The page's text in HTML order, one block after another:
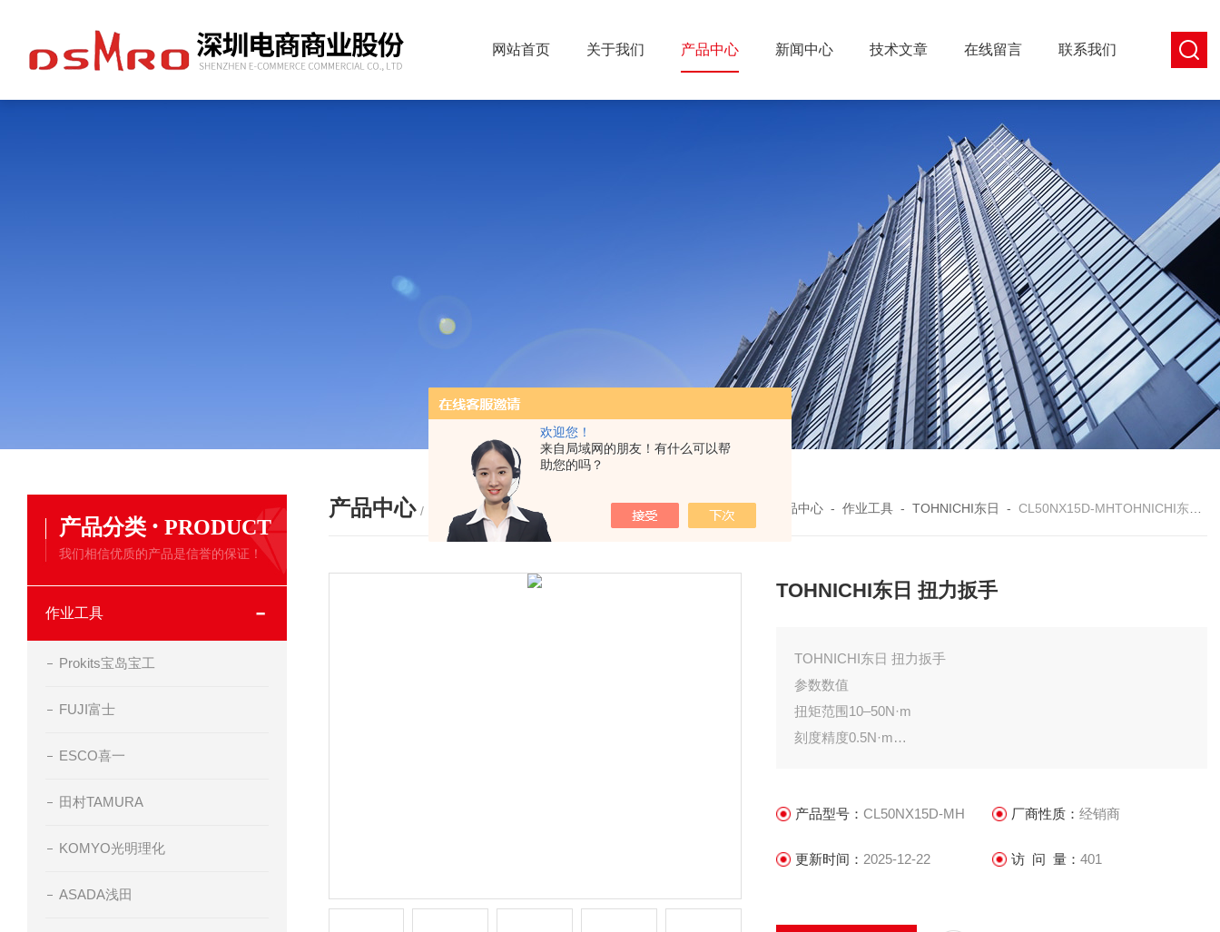
欢迎您！
来自局域网的朋友！有什么可以帮
助您的吗？
网站首页 关于我们 产品中心 新闻中心 技术文章 在线留言 联系我们
产品分类 · PRODUCT
我们相信优质的产品是信誉的保证！
作业工具
Prokits宝岛宝工
FUJI富士
ESCO喜一
田村TAMURA
KOMYO光明理化
ASADA浅田
产品中心 / PRODUCTS 您的位置：首页 - 产品中心 -作业工具 -TOHNICHI东日 -CL50NX15D-MHTOHNICHI东日 扭力扳手
TOHNICHI东日 扭力扳手
TOHNICHI东日 扭力扳手
参数数值
扭矩范围10–50N·m
刻度精度0.5N·m
产品型号：CL50NX15D-MH 厂商性质： 经销商
更新时间： 2025-12-22 访 问 量： 401